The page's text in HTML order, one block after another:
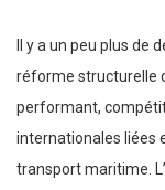
Il y a un peu plus de
réforme structurelle
performant,
internationales liées
transport maritime.